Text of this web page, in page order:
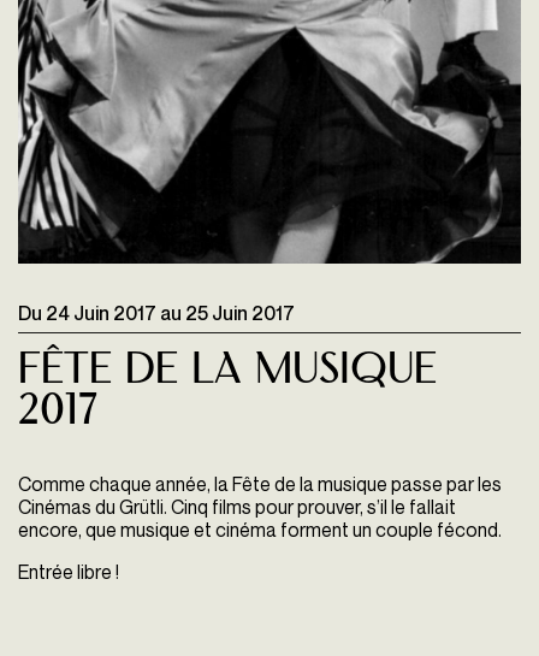
Du 24 Juin 2017 au 25 Juin 2017
FÊTE DE LA MUSIQUE
2017
Comme chaque année, la Fête de la musique passe par les
Cinémas du Grütli. Cinq films pour prouver, s’il le fallait
encore, que musique et cinéma forment un couple fécond.
Entrée libre !